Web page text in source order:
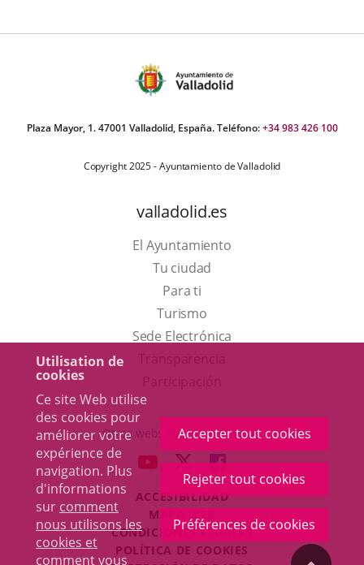
Utilisation de
cookies
Ce site Web utilise
des cookies pour
améliorer votre
expérience de
navigation. Plus
d'informations
sur comment
nous utilisons les
cookies et
comment vous
Accepter tout cookies
Rejeter tout cookies
Préférences de cookies
Plaza Mayor, 1. 47001 Valladolid, España. Teléfono:+34 983 426 100
Copyright 2025 - Ayuntamiento de Valladolid
valladolid.es
El Ayuntamiento
Tu ciudad
Para ti
TurismoEste
enlace
una
ventana
nueva.
Sede Electrónica
externa.
Otras webs del ayuntamiento
ENLACE
UNA
APLICACIÓN
EXTERNA.
ENLACE
A
UNA
APLICACIÓN
EXTERNA.
ENLACE
A
UNA
APLICACIÓN
EXTERNA.
ACCESIBILIDAD
MAPA WEB
CONDICIONES LEGALES
POLÍTICA DE COOKIES